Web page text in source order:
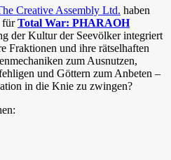
Creative Assembly Ltd. haben
fürTotal War: PHARAOH
der Kultur der Seevölker integriert
Fraktionen und ihre rätselhaften
zum Ausnutzen,
und Göttern zum Anbeten –
in die Knie zu zwingen?